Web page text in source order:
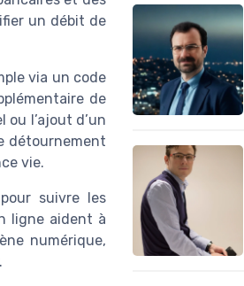
un débit de
via un code
de
l’ajout d’un
détournement
vie.
suivre les
ligne aident à
numérique,